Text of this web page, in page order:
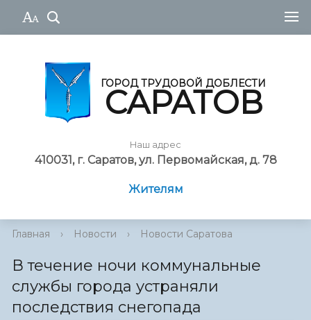
ГОРОД ТРУДОВОЙ ДОБЛЕСТИ
САРАТОВ
Наш адрес
410031, г. Саратов, ул. Первомайская, д. 78
Жителям
Главная › Новости › Новости Саратова
В течение ночи коммунальные
службы города устраняли
последствия снегопада